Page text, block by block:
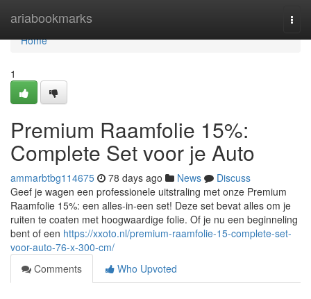
ariabookmarks
Home
Home
1
Premium Raamfolie 15%:
Complete Set voor je Auto
ammarbtbg114675 78 days ago News
Discuss
Geef je wagen een professionele uitstraling met onze Premium
Raamfolie 15%: een alles-in-een set! Deze set bevat alles om je
ruiten te coaten met hoogwaardige folie. Of je nu een beginneling
bent of een https://xxoto.nl/premium-raamfolie-15-complete-set-
voor-auto-76-x-300-cm/
Comments
Who Upvoted